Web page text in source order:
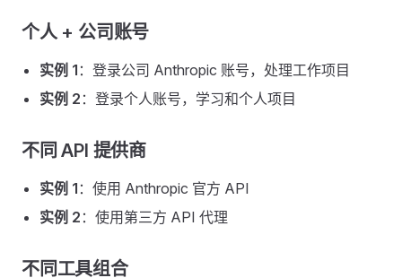
个人 + 公司账号
实例 1 ：登录公司 Anthropic 账号，处理工作项目
实例 2 ：登录个人账号，学习和个人项目
不同 API 提供商
实例 1 ：使用 Anthropic 官方 API
实例 2 ：使用第三方 API 代理
不同工具组合